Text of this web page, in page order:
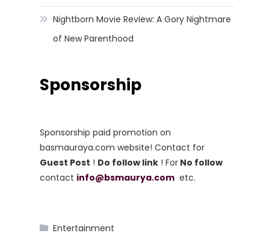
Nightborn Movie Review: A Gory Nightmare
of New Parenthood
Sponsorship
Sponsorship paid promotion on
basmauraya.com website! Contact for
Guest Post ! Do follow link ! For No follow
contact info@bsmaurya.com etc.
Entertainment